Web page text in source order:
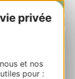
privée
et nos
pour :